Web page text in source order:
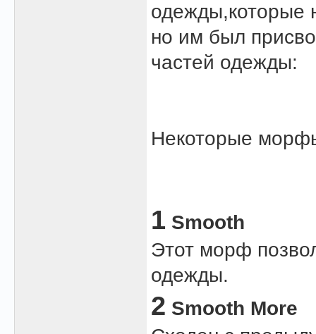
одежды,которые
но им был
частей одежды:
Некоторые
1 Smooth
Этот морф
одежды.
2 Smooth More